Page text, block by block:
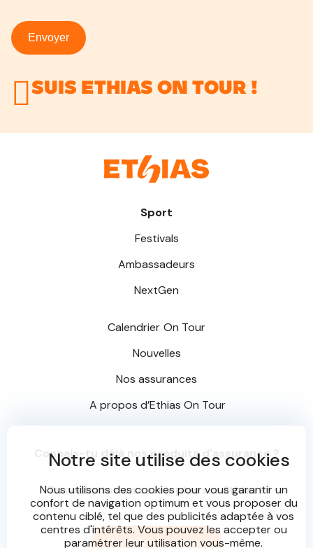
Envoyer
Suis Ethias On Tour !
Sport
Festivals
Ambassadeurs
NextGen
Calendrier On Tour
Nouvelles
Nos assurances
A propos d’Ethias On Tour
Connais-tu déjà nos produits d'assurance ?
Tu souhaites en savoir plus sur Ethias ?
Participe et gagne
Notre site utilise des cookies
Nous utilisons des cookies pour vous garantir un
confort de navigation optimum et vous proposer du
contenu ciblé, tel que des publicités adaptée à vos
centres d'intérêts. Vous pouvez les accepter ou
paramétrer leur utilisation vous-même.